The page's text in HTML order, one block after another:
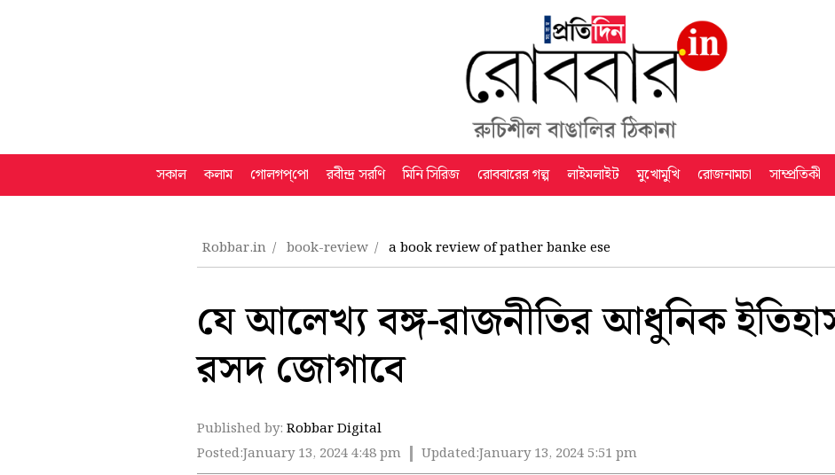
সকাল কলাম গোলগপ্‌পো রবীন্দ্র সরণি মিনি সিরিজ রোববারের গল্প লাইমলাইট মুখোমুখি রোজনামচা সাম্প্রতিকী
Robbar.in book-review a book review of pather banke ese
যে আলেখ্য বঙ্গ-রাজনীতির আধুনিক
রসদ জোগাবে
Published by: Robbar Digital
Posted:January 13, 2024 4:48 pm Updated:January 13, 2024 5:51 pm